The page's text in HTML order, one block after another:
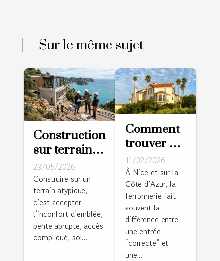
Sur le même sujet
Construction
sur terrain
atypique : le
pari des
architectes
audacieux
29/05/2026
Construire sur un
terrain atypique,
c’est accepter
l’inconfort d’emblée,
pente abrupte, accès
compliqué, sol...
Comment
trouver LE
ferronnier
à Nice
pour
mettre en
valeur sa
villa sur la
côte ?
11/02/2026
À Nice et sur la
Côte d’Azur, la
ferronnerie fait
souvent la
différence entre
une entrée
“correcte” et
une...